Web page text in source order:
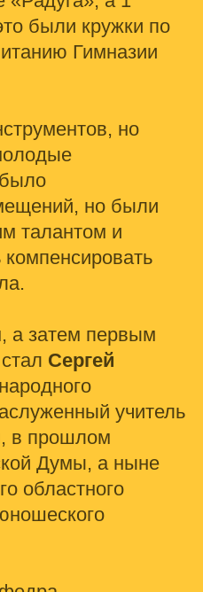
были кружки по
Гимназии
но
но были
талантом и
а затем первым
Сергей
учитель
в прошлом
Думы, а ныне
областного